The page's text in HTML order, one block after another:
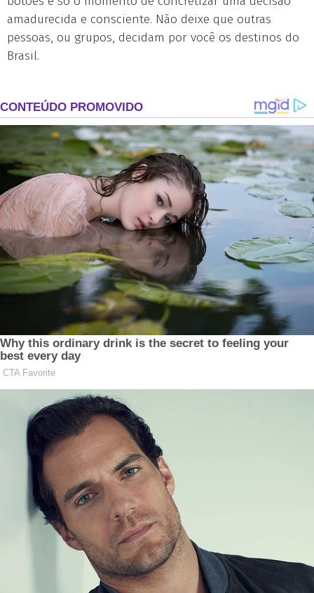
amadurecida e consciente. Não deixe que outras
pessoas, ou grupos, decidam por você os destinos do
Brasil.